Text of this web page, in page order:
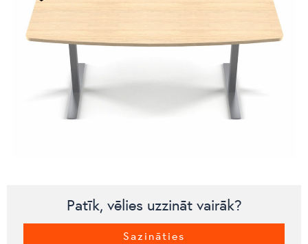
Patīk, vēlies uzzināt vairāk?
Sazināties